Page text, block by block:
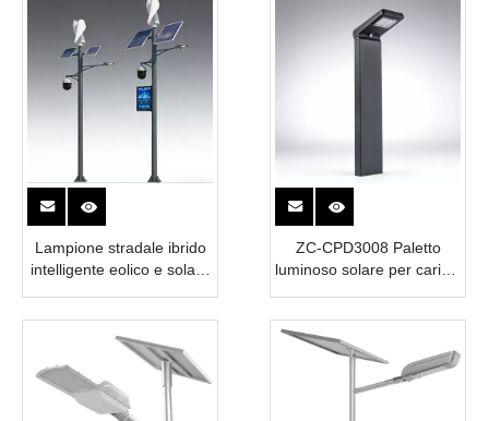
Lampione stradale ibrido
intelligente eolico e solare
E-ABLE
ZC-CPD3008 Paletto
luminoso solare per carichi